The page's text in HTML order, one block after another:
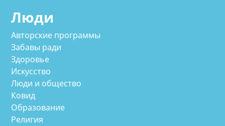
Люди
Авторские программы
Забавы ради
Здоровье
Искусство
Люди и общество
Ковид
Образование
Религия